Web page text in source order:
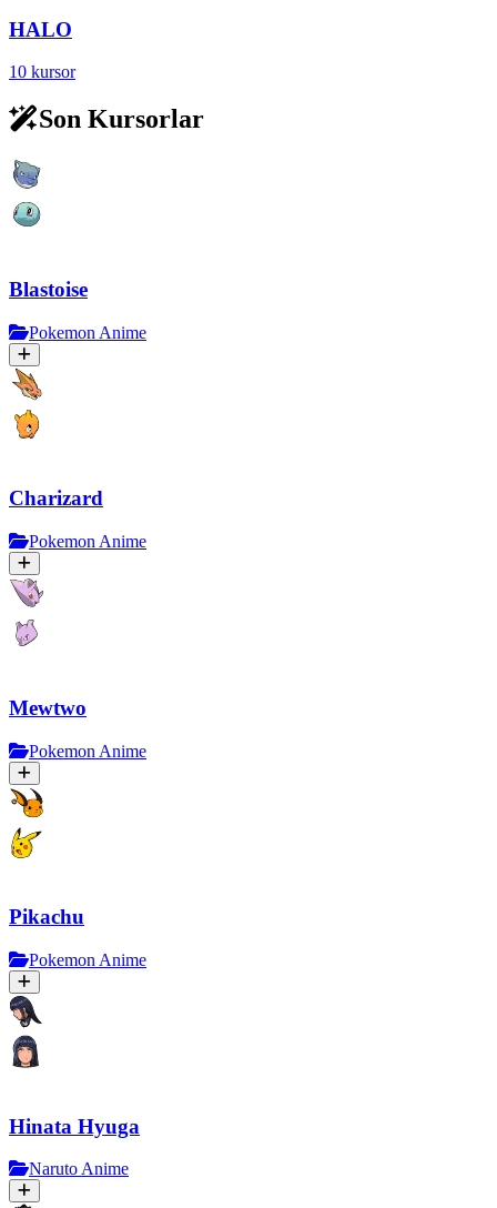
HALO
10 kursor
Son Kursorlar
Blastoise
Pokemon Anime
Charizard
Pokemon Anime
Mewtwo
Pokemon Anime
Pikachu
Pokemon Anime
Hinata Hyuga
Naruto Anime